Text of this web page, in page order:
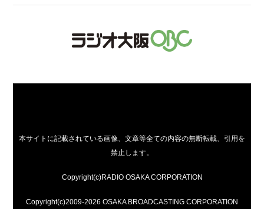
本サイトに記載されている画像、文章等全ての内容の無断転載、引用を
禁止します。
Copyright(c)RADIO OSAKA CORPORATION
Copyright(c)2009-2026 OSAKA BROADCASTING CORPORATION